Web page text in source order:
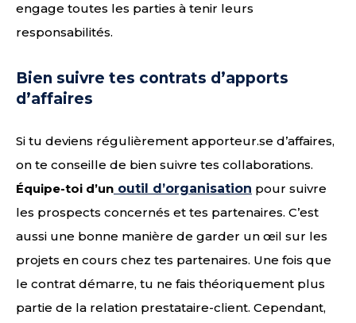
engage toutes les parties à tenir leurs
responsabilités.
Bien suivre tes contrats d’apports
d’affaires
Si tu deviens régulièrement apporteur.se d’affaires,
on te conseille de bien suivre tes collaborations.
Équipe-toi d’un outil d’organisation pour suivre
les prospects concernés et tes partenaires. C’est
aussi une bonne manière de garder un œil sur les
projets en cours chez tes partenaires. Une fois que
le contrat démarre, tu ne fais théoriquement plus
partie de la relation prestataire-client. Cependant,